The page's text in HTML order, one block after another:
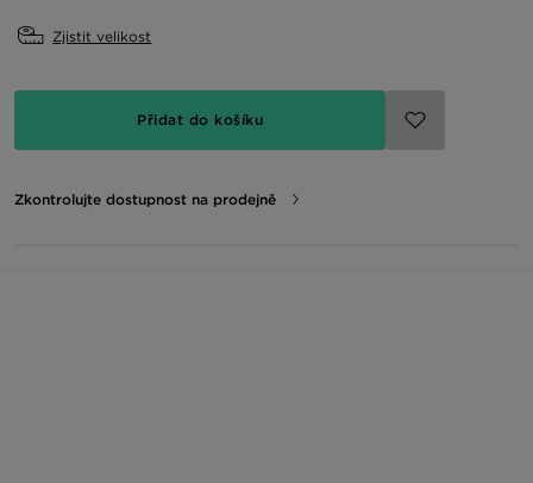
Zjistit velikost
Přidat do košíku
Zkontrolujte dostupnost na prodejně